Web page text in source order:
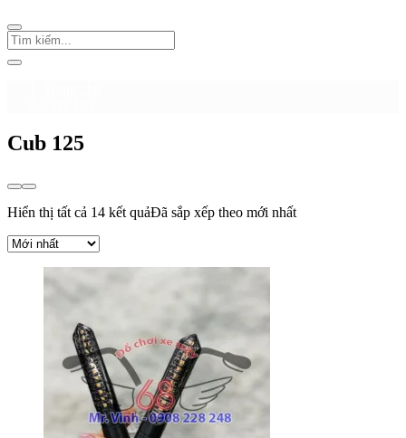
Cub 125
Hiển thị tất cả 14 kết quảĐã sắp xếp theo mới nhất